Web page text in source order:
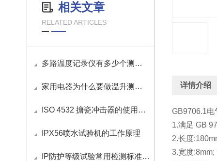
相关文章
RELATED ARTICLES
多路温度记录仪有多少个测试通道？
家用电器为什么要做温升测试？
ISO 4532 搪瓷冲击器的使用方法
IPX56喷水试验机的工作原理
IP防护等级试验常用检测标准有哪些
详情介绍
GB9706.1电
1.满足 GB
2.长度
3.宽度:8mm;